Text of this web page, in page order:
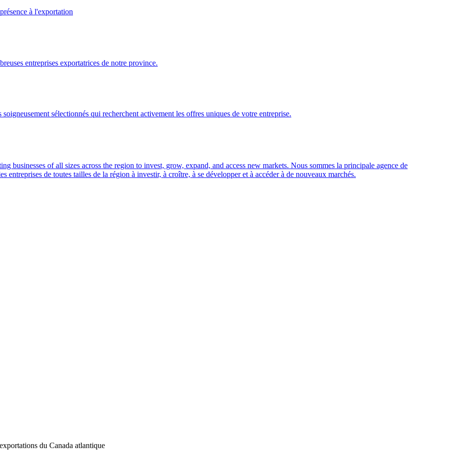
à l'exportation
entreprises exportatrices de notre province.
sélectionnés qui recherchent activement les offres uniques de votre entreprise.
businesses of all sizes across the region to invest, grow, expand, and access new markets. Nous sommes la principale agence de
de toutes tailles de la région à investir, à croître, à se développer et à accéder à de nouveaux marchés.
du Canada atlantique